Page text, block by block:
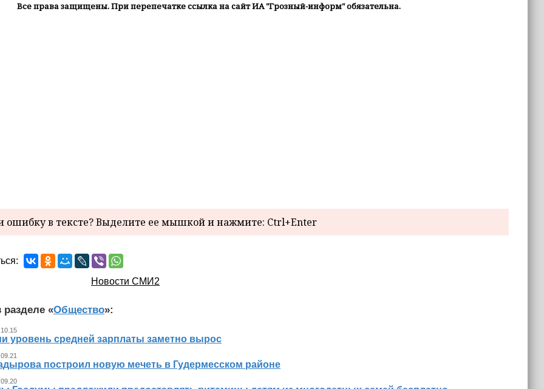
Все права защищены. При перепечатке ссылка на сайт ИА "Грозный-информ" обязательна.
в тексте? Выделите ее мышкой и нажмите: Ctrl+Enter
Новости СМИ2
разделе «Общество»:
уровень средней зарплаты заметно вырос
построил новую мечеть в Гудермесском районе